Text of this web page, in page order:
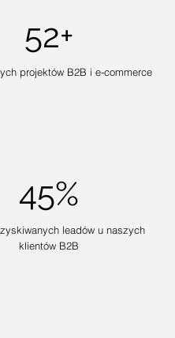
52+
projektów B2B i e-commerce
45%
leadów u naszych
klientów B2B